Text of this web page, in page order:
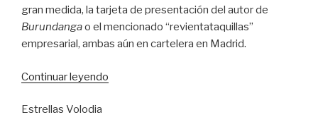
gran medida, la tarjeta de presentación del autor de
Burundangao el mencionado “revientataquillas”
empresarial, ambas aún en cartelera en Madrid.
Continuar leyendo
Estrellas Volodia